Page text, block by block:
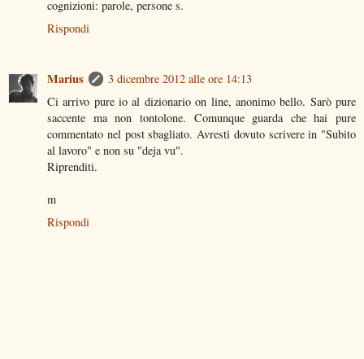
cognizioni: parole, persone s.
Rispondi
Marius
3 dicembre 2012 alle ore 14:13
Ci arrivo pure io al dizionario on line, anonimo bello. Sarò pure
saccente ma non tontolone. Comunque guarda che hai pure
commentato nel post sbagliato. Avresti dovuto scrivere in "Subito
al lavoro" e non su "deja vu".
Riprenditi.
m
Rispondi